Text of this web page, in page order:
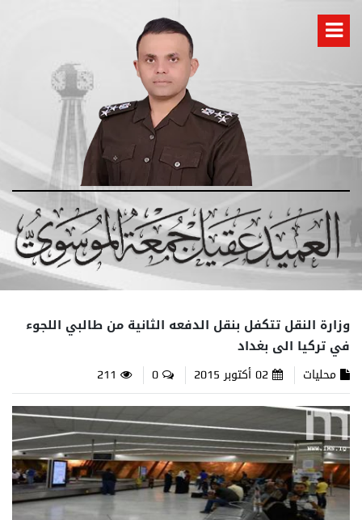
وزارة النقل تتكفل بنقل الدفعه الثانية من طالبي اللجوء
في تركيا الى بغداد
محليات